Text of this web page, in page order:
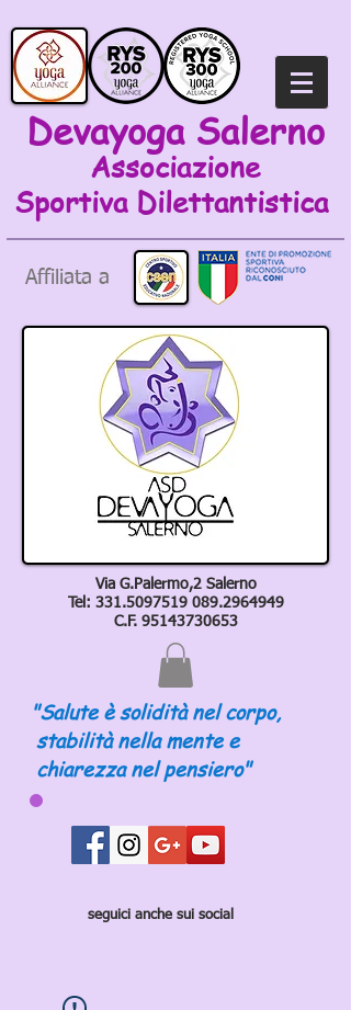
Devayoga Salerno
Associazione
Sportiva Dilettantistica
Affiliata a
Via G.Palermo,2 Salerno
Tel: 331.5097519 089.2964949
C.F. 95143730653
"Salute è solidità nel corpo,
stabilità nella mente e
chiarezza nel pensiero"
seguici anche sui social